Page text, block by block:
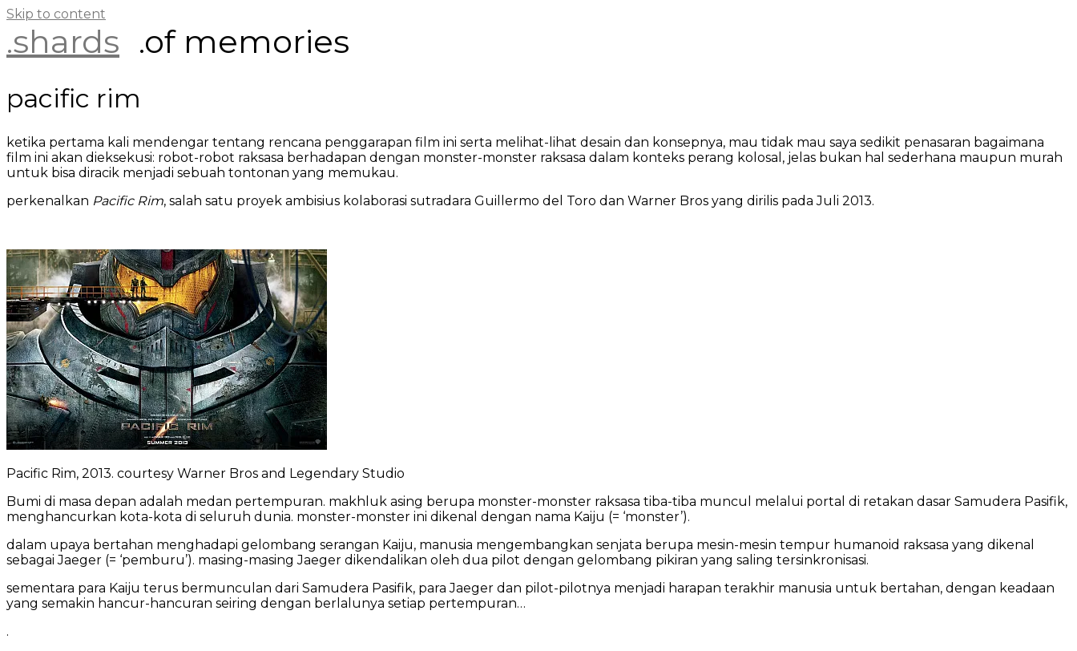
Skip to content
.shards .of memories
pacific rim
ketika pertama kali mendengar tentang rencana penggarapan film ini serta melihat-lihat desain dan konsepnya, mau tidak mau saya sedikit penasaran bagaimana
film ini akan dieksekusi: robot-robot raksasa berhadapan dengan monster-monster raksasa dalam konteks perang kolosal, jelas bukan hal sederhana maupun murah
untuk bisa diracik menjadi sebuah tontonan yang memukau.
perkenalkan Pacific Rim, salah satu proyek ambisius kolaborasi sutradara Guillermo del Toro dan Warner Bros yang dirilis pada Juli 2013.
Pacific Rim, 2013. courtesy Warner Bros and Legendary Studio
Bumi di masa depan adalah medan pertempuran. makhluk asing berupa monster-monster raksasa tiba-tiba muncul melalui portal di retakan dasar Samudera Pasifik,
menghancurkan kota-kota di seluruh dunia. monster-monster ini dikenal dengan nama Kaiju (= ‘monster’).
dalam upaya bertahan menghadapi gelombang serangan Kaiju, manusia mengembangkan senjata berupa mesin-mesin tempur humanoid raksasa yang dikenal
sebagai Jaeger (= ‘pemburu’). masing-masing Jaeger dikendalikan oleh dua pilot dengan gelombang pikiran yang saling tersinkronisasi.
sementara para Kaiju terus bermunculan dari Samudera Pasifik, para Jaeger dan pilot-pilotnya menjadi harapan terakhir manusia untuk bertahan, dengan keadaan
yang semakin hancur-hancuran seiring dengan berlalunya setiap pertempuran…
.